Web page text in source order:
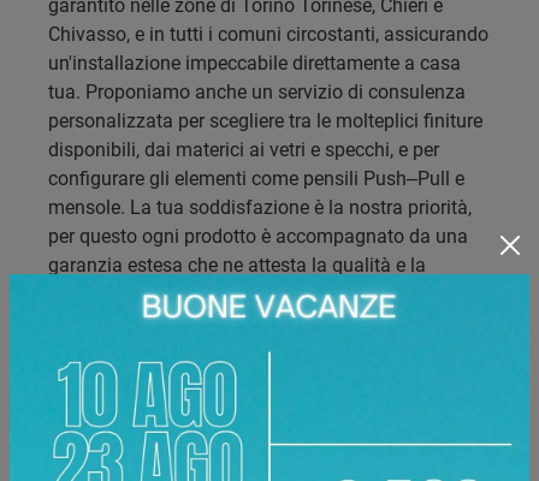
garantito nelle zone di Torino Torinese, Chieri e
Chivasso, e in tutti i comuni circostanti, assicurando
un'installazione impeccabile direttamente a casa
tua. Proponiamo anche un servizio di consulenza
personalizzata per scegliere tra le molteplici finiture
disponibili, dai materici ai vetri e specchi, e per
configurare gli elementi come pensili Push–Pull e
mensole. La tua soddisfazione è la nostra priorità,
per questo ogni prodotto è accompagnato da una
garanzia estesa che ne attesta la qualità e la
durabilità nel tempo. Contattaci per scoprire come
possiamo trasformare il tuo spazio con stile e
Orme
Categoria:
Parete Attrezzata
Materiale:
Materico Ossidato, Melaminico Grigio